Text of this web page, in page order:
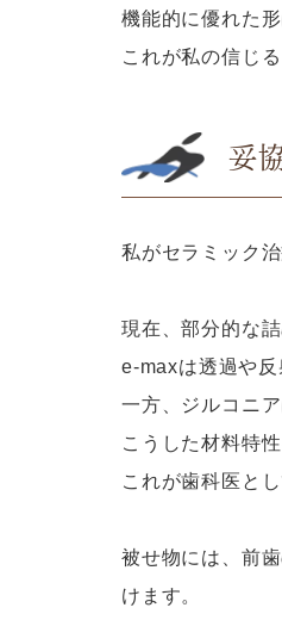
機能的に優れた
これが私の信じ
妥
私がセラミック
現在、部分的な
e-maxは透過や反
一方、ジルコニ
こうした材料特
これが歯科医と
被せ物には、前
けます。